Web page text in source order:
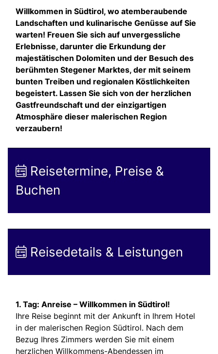
Willkommen in Südtirol, wo atemberaubende
Landschaften und kulinarische Genüsse auf Sie
warten! Freuen Sie sich auf unvergessliche
Erlebnisse, darunter die Erkundung der
majestätischen Dolomiten und der Besuch des
berühmten Stegener Marktes, der mit seinem
bunten Treiben und regionalen Köstlichkeiten
begeistert. Lassen Sie sich von der herzlichen
Gastfreundschaft und der einzigartigen
Atmosphäre dieser malerischen Region
verzaubern!
Reisetermine, Preise &
Buchen
Reisedetails & Leistungen
1. Tag: Anreise – Willkommen in Südtirol!
Ihre Reise beginnt mit der Ankunft in Ihrem Hotel
in der malerischen Region Südtirol. Nach dem
Bezug Ihres Zimmers werden Sie mit einem
herzlichen Willkommens-Abendessen im